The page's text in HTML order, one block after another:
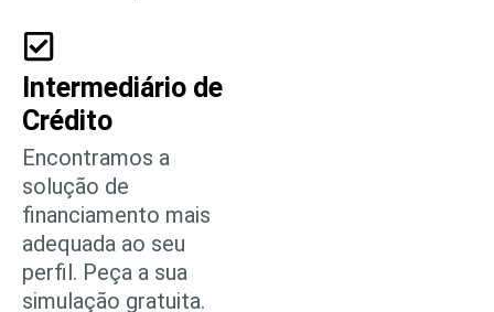
Intermediário de
Crédito
Encontramos a
solução de
financiamento mais
adequada ao seu
perfil. Peça a sua
simulação gratuita.